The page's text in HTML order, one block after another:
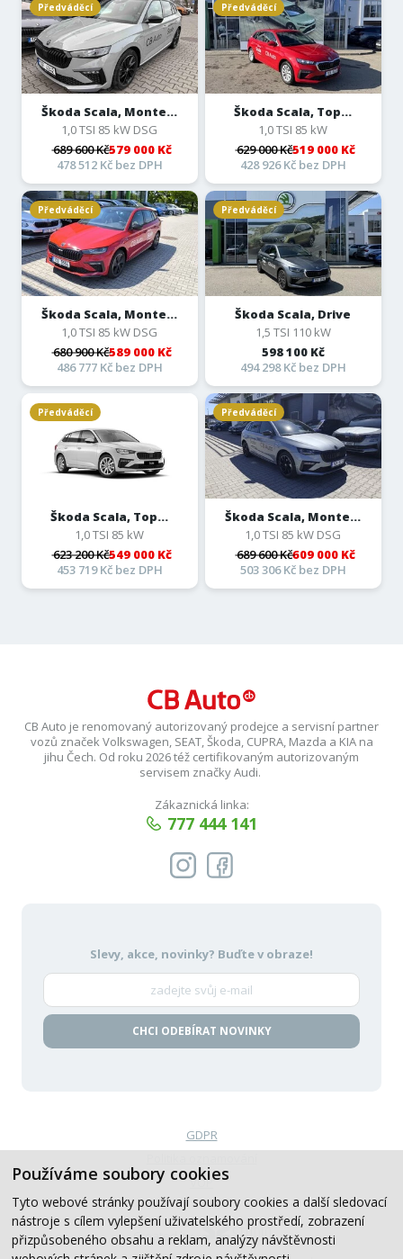
Používáme soubory cookies
Tyto webové stránky používají soubory cookies a další sledovací
nástroje s cílem vylepšení uživatelského prostředí, zobrazení
přizpůsobeného obsahu a reklam, analýzy návštěvnosti
Předváděcí
Škoda Scala, Monte...
1,0 TSI 85 kW DSG
689 600 Kč579 000 Kč
478 512 Kč bez DPH
Předváděcí
Škoda Scala, Top...
1,0 TSI 85 kW
629 000 Kč519 000 Kč
428 926 Kč bez DPH
Předváděcí
Škoda Scala, Monte...
1,0 TSI 85 kW DSG
680 900 Kč589 000 Kč
486 777 Kč bez DPH
Předváděcí
Škoda Scala, Drive
1,5 TSI 110 kW
598 100 Kč
494 298 Kč bez DPH
Předváděcí
Škoda Scala, Top...
1,0 TSI 85 kW
623 200 Kč549 000 Kč
453 719 Kč bez DPH
Předváděcí
Škoda Scala, Monte...
1,0 TSI 85 kW DSG
689 600 Kč609 000 Kč
503 306 Kč bez DPH
CB Auto je renomovaný autorizovaný prodejce a servisní partner
vozů značek Volkswagen, SEAT, Škoda, CUPRA, Mazda a KIA na
jihu Čech. Od roku 2026 též certifikovaným autorizovaným
servisem značky Audi.
Zákaznická linka:
777 444 141
Slevy, akce, novinky? Buďte v obraze!
CHCI ODEBÍRAT NOVINKY
GDPR
VOP
Created by